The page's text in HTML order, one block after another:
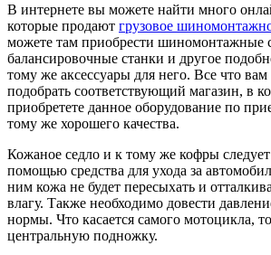
В интернете вы можете найти много
которые продают грузовое
можете там приобрести шиномонтажные
балансировочные станки и другое
тому же аксессуары для него. Все что
подобрать соответствующий магазин, в
приобретете данное оборудование по
тому же хорошего качества.
Кожаное седло и к тому же кофры следует
помощью средства для ухода за
ним кожа не будет пересыхать и
влагу. Также необходимо довести
нормы. Что касается самого мотоцикла,
центральную подножку.